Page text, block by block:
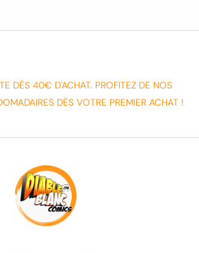
DÈS 40€ D'ACHAT. PROFITEZ DE NOS
DÈS VOTRE PREMIER ACHAT !